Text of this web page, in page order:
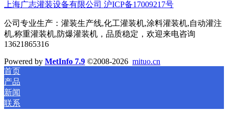
上海广志灌装设备有限公司 沪ICP备17009217号
公司专业生产：灌装生产线,化工灌装机,涂料灌装机,自动灌注
机,称重灌装机,防爆灌装机，品质稳定，欢迎来电咨询
13621865316
Powered by MetInfo 7.9 ©2008-2026 mituo.cn
首页
产品
新闻
联系